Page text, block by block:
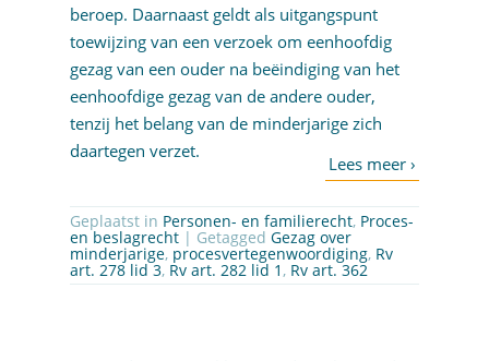
beroep. Daarnaast geldt als uitgangspunt
toewijzing van een verzoek om eenhoofdig
gezag van een ouder na beëindiging van het
eenhoofdige gezag van de andere ouder,
tenzij het belang van de minderjarige zich
daartegen verzet.
Geplaatst in Personen- en familierecht, Proces-
en beslagrecht | Getagged Gezag over
minderjarige, procesvertegenwoordiging, Rv
art. 278 lid 3, Rv art. 282 lid 1 , Rv art. 362